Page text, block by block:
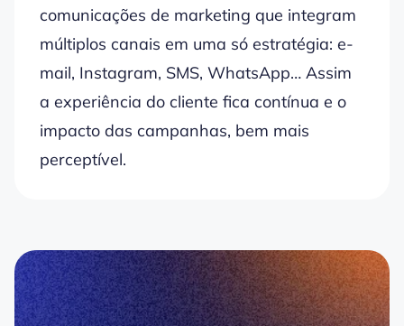
comunicações de marketing que integram
múltiplos canais em uma só estratégia: e-
mail, Instagram, SMS, WhatsApp… Assim
a experiência do cliente fica contínua e o
impacto das campanhas, bem mais
perceptível.